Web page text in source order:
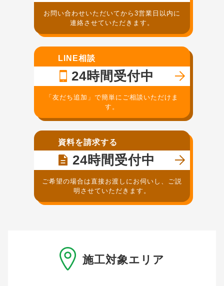
お問い合わせいただいてから3営業日以内に
連絡させていただきます。
LINE相談
24時間受付中
「友だち追加」で簡単にご相談いただけま
す。
資料を請求する
24時間受付中
ご希望の場合は直接お渡しにお伺いし、ご説
明させていただきます。
施工対象エリア